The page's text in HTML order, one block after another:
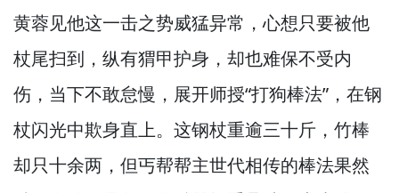
黄蓉见他这一击之势威猛异常，心想只要被他
杖尾扫到， 纵有猬甲护身， 却也难保不受内
伤， 当下不敢怠慢， 展开师授“打狗棒法”， 在钢
杖闪光中欺身直上。 这钢杖重逾三十斤， 竹棒
却只十余两， 但丐帮帮主世代相传的棒法果然